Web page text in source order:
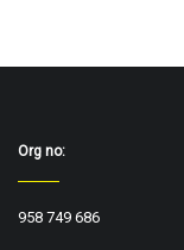
Org no:
958 749 686